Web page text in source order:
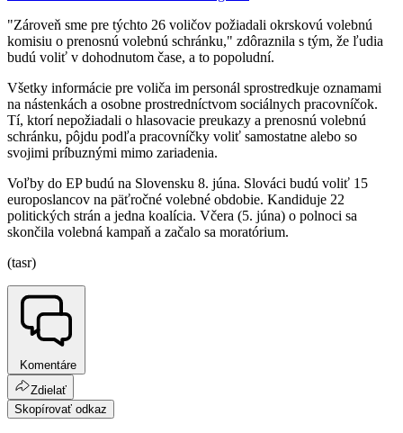
"Zároveň sme pre týchto 26 voličov požiadali okrskovú volebnú
komisiu o prenosnú volebnú schránku," zdôraznila s tým, že ľudia
budú voliť v dohodnutom čase, a to popoludní.
Všetky informácie pre voliča im personál sprostredkuje oznamami
na nástenkách a osobne prostredníctvom sociálnych pracovníčok.
Tí, ktorí nepožiadali o hlasovacie preukazy a prenosnú volebnú
schránku, pôjdu podľa pracovníčky voliť samostatne alebo so
svojimi príbuznými mimo zariadenia.
Voľby do EP budú na Slovensku 8. júna. Slováci budú voliť 15
europoslancov na päťročné volebné obdobie. Kandiduje 22
politických strán a jedna koalícia. Včera (5. júna) o polnoci sa
skončila volebná kampaň a začalo sa moratórium.
(tasr)
Komentáre
Zdielať
Skopírovať odkaz